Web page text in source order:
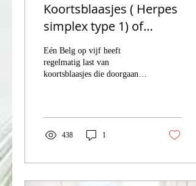
Koortsblaasjes ( Herpes
simplex type 1) of
Koortslip
Eén Belg op vijf heeft
regelmatig last van
koortsblaasjes die doorgaans
438 1